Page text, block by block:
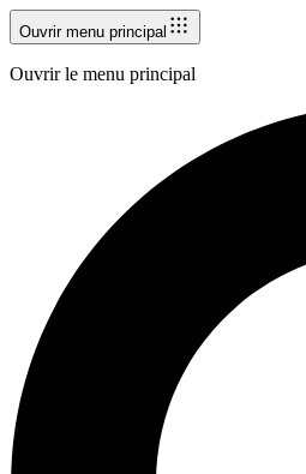
Ouvrir menu principal
Ouvrir le menu principal